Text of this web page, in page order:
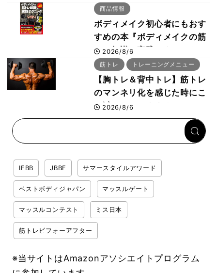
らない肩の鍛え方」前編
商品情報
ボディメイク初心者にもおす
すめの本『ボディメイクの筋
トレ知識と実践テクニック』
2026/8/6
筋トレ トレーニングメニュー
【胸トレ＆背中トレ】筋トレ
のマンネリ化を感じた時にこ
そ試したいおすすめメニュー
「拮抗筋スーパーセット法」
2026/8/6
IFBB JBBF サマースタイルアワード
ベストボディジャパン マッスルゲート
マッスルコンテスト ミス日本
筋トレビフォーアフター
※当サイトはAmazonアソシエイトプログラム